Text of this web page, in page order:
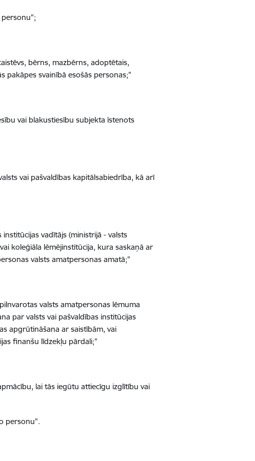
bērns, mazbērns, adoptētais,
pakāpes svainībā esošās personas;"
vai blakustiesību subjekta īstenots
vai pašvaldības kapitālsabiedrība, kā arī
institūcijas vadītājs (ministrijā - valsts
koleģiāla lēmējinstitūcija, kura saskaņā ar
valsts amatpersonas amatā;"
valsts amatpersonas lēmuma
par valsts vai pašvaldības institūcijas
apgrūtināšana ar saistībām, vai
finanšu līdzekļu pārdali;"
lai tās iegūtu attiecīgu izglītību vai
personu".